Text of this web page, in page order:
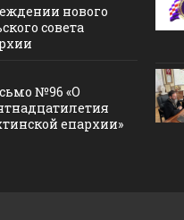
нового
совета
№96 «О
епархии»